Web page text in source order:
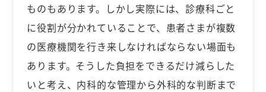
ものもあります。しかし実際には、診療科ごと
に役割が分かれていることで、患者さまが複数
の医療機関を行き来しなければならない場面も
あります。そうした負担をできるだけ減らした
いと考え、内科的な管理から外科的な判断まで